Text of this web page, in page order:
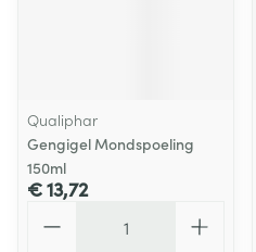
Qualiphar
Gengigel Mondspoeling
150ml
€ 13,72